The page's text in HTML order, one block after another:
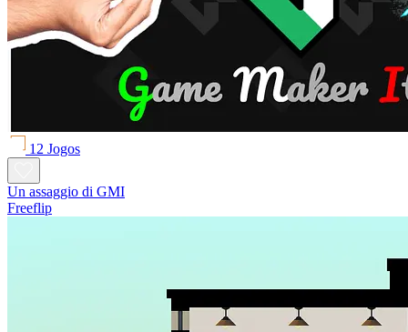
12 Jogos
Un assaggio di GMI
Freeflip